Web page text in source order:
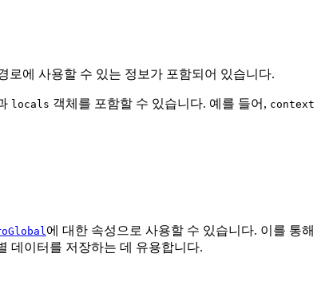
로에 사용할 수 있는 정보가 포함되어 있습니다.
locals 객체를 포함할 수 있습니다. 예를 들어, context
에 대한 속성으로 사용할 수 있습니다. 이를 통
데이터를 저장하는 데 유용합니다.